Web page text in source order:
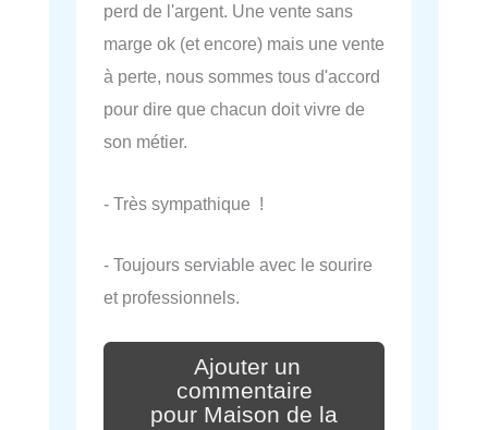
perd de l'argent. Une vente sans
marge ok (et encore) mais une vente
à perte, nous sommes tous d'accord
pour dire que chacun doit vivre de
son métier.
- Très sympathique !
- Toujours serviable avec le sourire
et professionnels.
Ajouter un
commentaire
pour Maison de la